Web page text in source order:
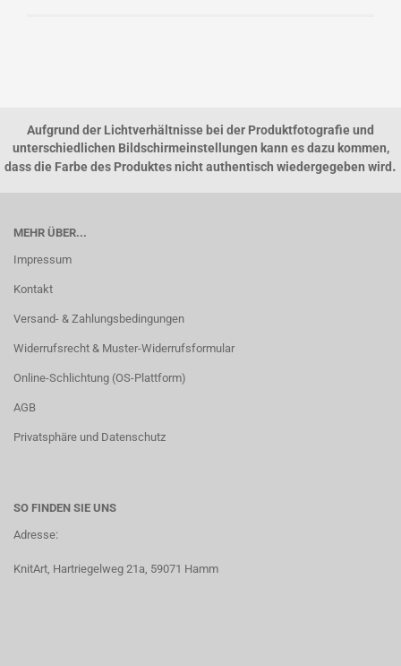
Aufgrund der Lichtverhältnisse bei der Produktfotografie und
unterschiedlichen Bildschirmeinstellungen kann es dazu kommen,
dass die Farbe des Produktes nicht authentisch wiedergegeben wird .
MEHR ÜBER...
Impressum
Kontakt
Versand- & Zahlungsbedingungen
Widerrufsrecht & Muster-Widerrufsformular
Online-Schlichtung (OS-Plattform)
AGB
Privatsphäre und Datenschutz
SO FINDEN SIE UNS
Adresse:
KnitArt, Hartriegelweg 21a, 59071 Hamm